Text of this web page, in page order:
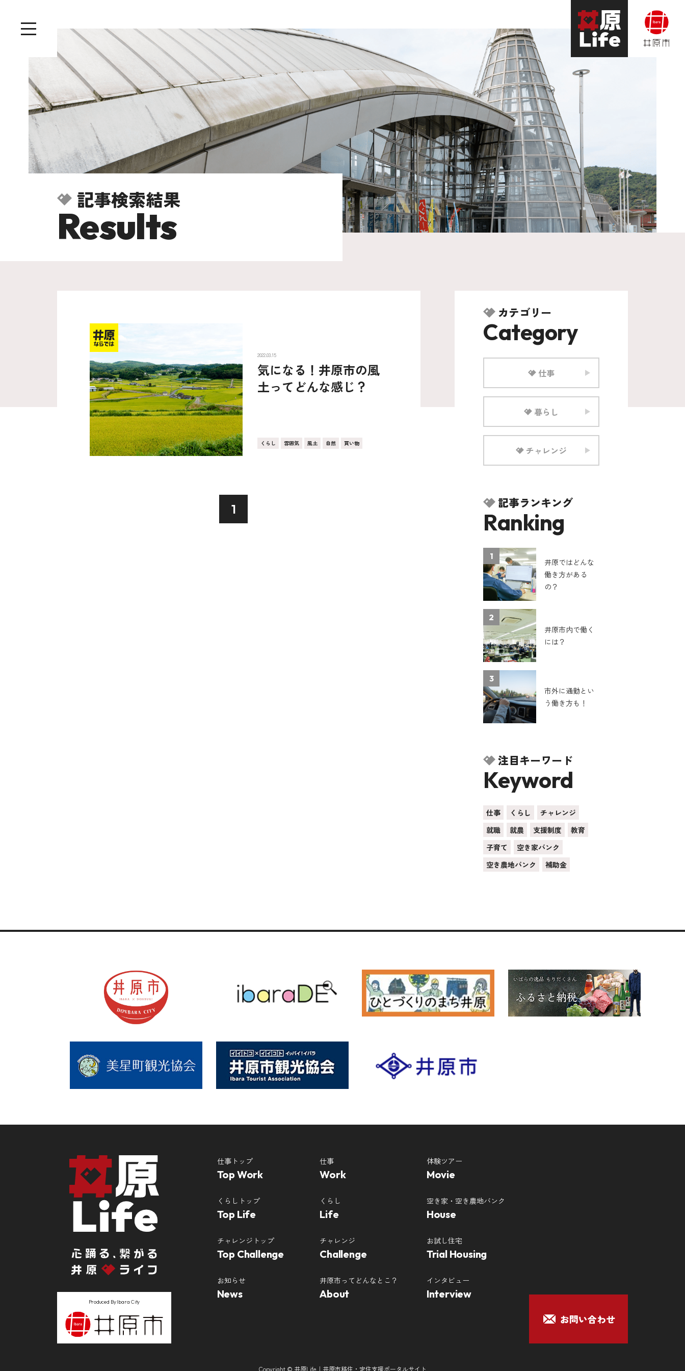
記事検索結果
Results
2022.03.15
気になる！井原市の風
土ってどんな感じ？
くらし 雰囲気 風土 自然 買い物
1
カテゴリー
Category
仕事
暮らし
チャレンジ
記事ランキング
Ranking
1
井原ではどんな
働き方がある
の？
2
井原市内で働く
には？
3
市外に通勤とい
う働き方も！
注目キーワード
Keyword
仕事 くらし
チャレンジ
就職
就農 支援制度
教育
子育て
空き家バンク
空き農地バンク
補助金
Produced By Ibara City
仕事トップ
Top Work
くらしトップ
Top Life
チャレンジトップ
Top Challenge
お知らせ
News
仕事
Work
くらし
Life
チャレンジ
Challenge
井原市ってどんなとこ？
About
体験ツアー
Movie
空き家・空き農地バンク
House
お試し住宅
Trial Housing
インタビュー
Interview
お問い合わせ
Copyright © 井原Life｜井原市移住・定住支援ポータルサイト